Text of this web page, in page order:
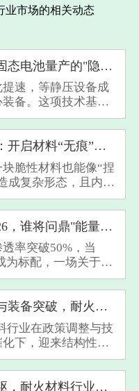
业市场的相关动态
等静压技术：固态电池量产的"隐形冠军"
速，等静压设备成
备。这项技术基于
液体介质从各向均
材料致密成型——传
难以替代其精准控
化界面接触的独特价
冷等静压技术：开启材料“无痕”成型新时代
脆性材料也能像“捏
成复杂形态，且内部
非科幻，而是冷等
正在创造的行业现
领域的核心工艺，
势，在多个高科技
硅碳负极：2026，谁将问鼎"能量之王"？
率突破50%，当
为标配，一场关于电
竞赛正在打响。传
372mAh/g的理论极
4200mAh/g的超高
叩开高能量密度时代
光伏政策倒逼与装备突破，耐火材料行业加速高端化
行业在政策调整与技
下，迎来结构性升
等高端装备成为破
于 2026 年 4 月取消
策信号，叠加生态政策与技术双驱，耐火材料行业迎升级拐点